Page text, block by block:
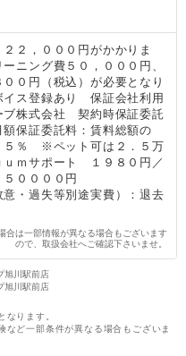
２，０００円がかかりま
ニング費５０，０００円、
０円（税込）が必要となり
イス登録あり 保証会社利用
株式会社 契約時保証委託
保証委託料：賃料総額の
５％ ※ペット可は２．５万
ｍサポート １９８０円／
００００円
意・過失等別途実費）：退去
合は一部情報が異なる場合もございます
ので、取扱会社へご確認下さいませ。
旭川駅前店
旭川駅前店
ります。
ど一部条件が異なる場合もございま